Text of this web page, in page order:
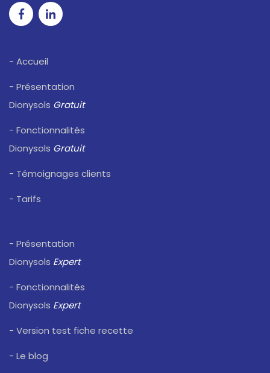
- Accueil
- Présentation
Dionysols Gratuit
- Fonctionnalités
Dionysols Gratuit
- Témoignages clients
- Tarifs
- Présentation
Dionysols Expert
- Fonctionnalités
Dionysols Expert
- Version test fiche recette
- Le blog